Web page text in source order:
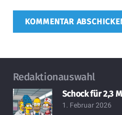
KOMMENTAR
Redaktionauswahl
Schock für 2,3
1. Februar 2026